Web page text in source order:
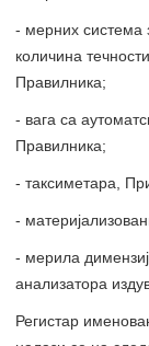
- мерних система
количина
Правилника;
- вага са
Правилника;
- таксиметара,
-
- мерила
анализатора
Регистар